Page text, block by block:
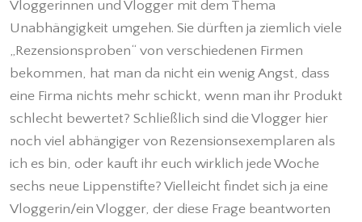
Vloggerinnen und Vlogger mit dem Thema
Unabhängigkeit umgehen. Sie dürften ja ziemlich viele
„Rezensionsproben“ von verschiedenen Firmen
bekommen, hat man da nicht ein wenig Angst, dass
eine Firma nichts mehr schickt, wenn man ihr Produkt
schlecht bewertet? Schließlich sind die Vlogger hier
noch viel abhängiger von Rezensionsexemplaren als
ich es bin, oder kauft ihr euch wirklich jede Woche
sechs neue Lippenstifte? Vielleicht findet sich ja eine
Vloggerin/ein Vlogger, der diese Frage beantworten